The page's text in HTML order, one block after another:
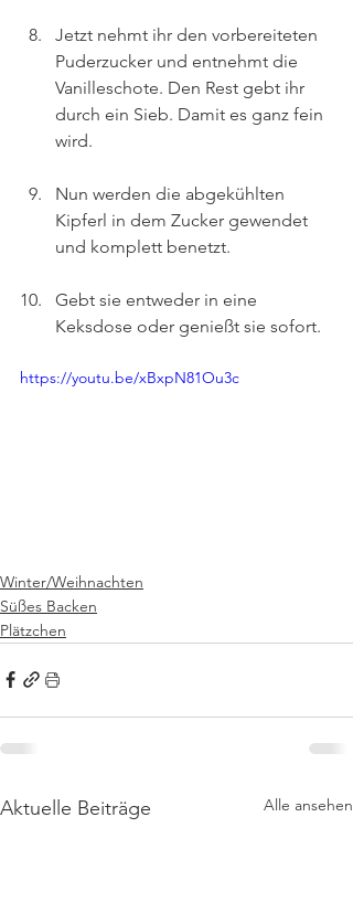
Jetzt nehmt ihr den vorbereiteten
Puderzucker und entnehmt die
Vanilleschote. Den Rest gebt ihr
durch ein Sieb. Damit es ganz fein
wird.
Nun werden die abgekühlten
Kipferl in dem Zucker gewendet
und komplett benetzt.
Gebt sie entweder in eine
Keksdose oder genießt sie sofort.
https://youtu.be/xBxpN81Ou3c
Winter/Weihnachten
Süßes Backen
Plätzchen
Aktuelle Beiträge Alle ansehen